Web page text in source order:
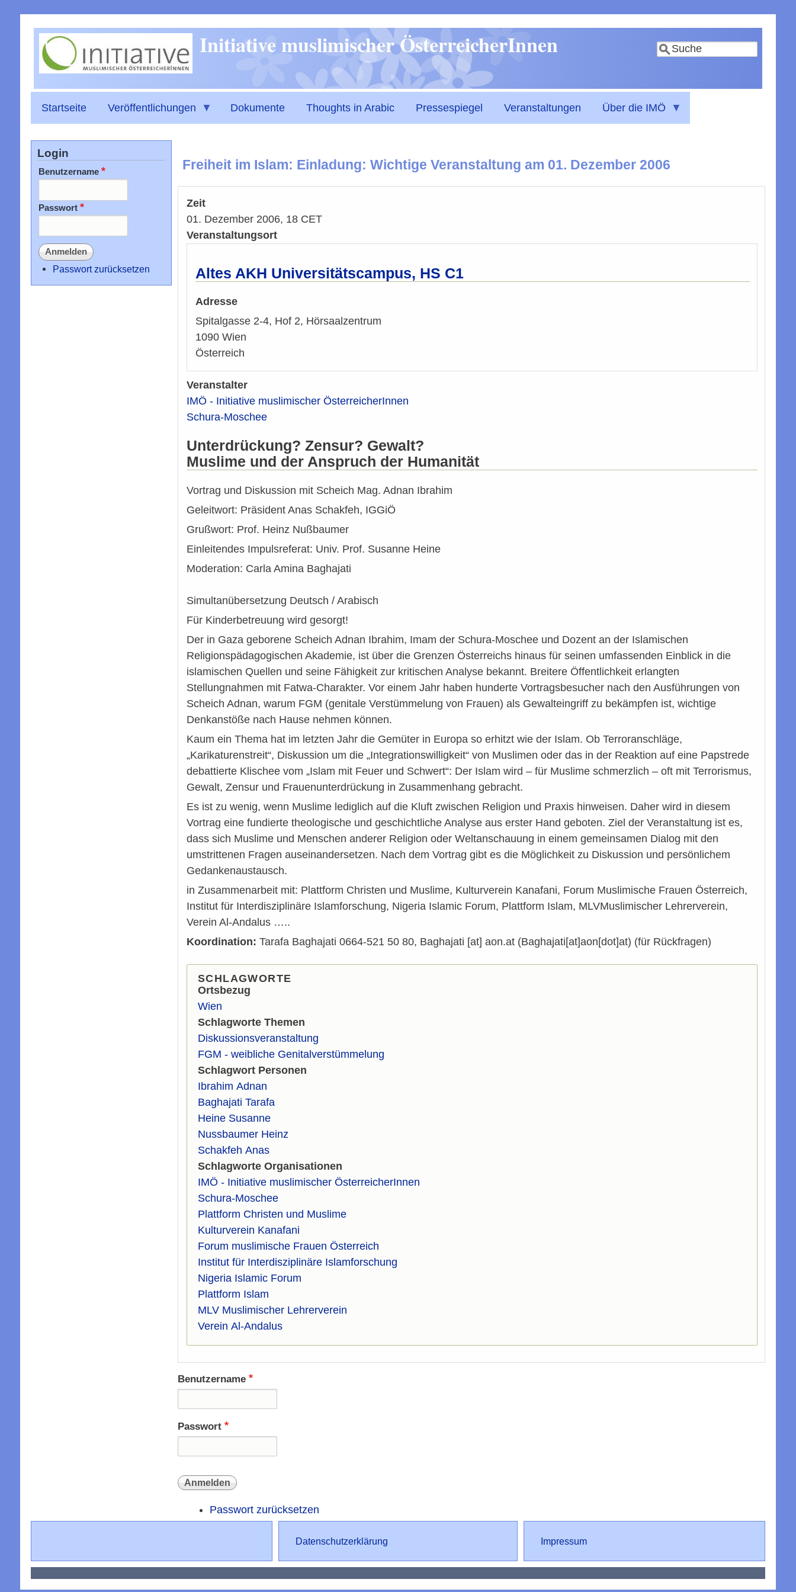
zum
Inhalt
Suche
Initiative muslimischer ÖsterreicherInnen
Startseite Veröffentlichungen Dokumente Thoughts in Arabic Pressespiegel Veranstaltungen Über die IMÖ
Freiheit im Islam: Einladung: Wichtige Veranstaltung am 01. Dezember 2006
Zeit
01. Dezember 2006, 18 CET
Veranstaltungsort
Altes AKH Universitätscampus, HS C1
Adresse
Spitalgasse 2-4, Hof 2, Hörsaalzentrum
1090 Wien
Österreich
Veranstalter
IMÖ - Initiative muslimischer ÖsterreicherInnen
Schura-Moschee
Unterdrückung? Zensur? Gewalt?
Muslime und der Anspruch der Humanität
Vortrag und Diskussion mit Scheich Mag. Adnan Ibrahim
Geleitwort: Präsident Anas Schakfeh, IGGiÖ
Grußwort: Prof. Heinz Nußbaumer
Einleitendes Impulsreferat: Univ. Prof. Susanne Heine
Moderation: Carla Amina Baghajati
Simultanübersetzung Deutsch / Arabisch
Für Kinderbetreuung wird gesorgt!
Der in Gaza geborene Scheich Adnan Ibrahim, Imam der Schura-Moschee und Dozent an der Islamischen
Religionspädagogischen Akademie, ist über die Grenzen Österreichs hinaus für seinen umfassenden Einblick in die
islamischen Quellen und seine Fähigkeit zur kritischen Analyse bekannt. Breitere Öffentlichkeit erlangten
Stellungnahmen mit Fatwa-Charakter. Vor einem Jahr haben hunderte Vortragsbesucher nach den Ausführungen von
Scheich Adnan, warum FGM (genitale Verstümmelung von Frauen) als Gewalteingriff zu bekämpfen ist, wichtige
Denkanstöße nach Hause nehmen können.
Kaum ein Thema hat im letzten Jahr die Gemüter in Europa so erhitzt wie der Islam. Ob Terroranschläge,
„Karikaturenstreit“, Diskussion um die „Integrationswilligkeit“ von Muslimen oder das in der Reaktion auf eine Papstrede
debattierte Klischee vom „Islam mit Feuer und Schwert“: Der Islam wird – für Muslime schmerzlich – oft mit Terrorismus,
Gewalt, Zensur und Frauenunterdrückung in Zusammenhang gebracht.
Es ist zu wenig, wenn Muslime lediglich auf die Kluft zwischen Religion und Praxis hinweisen. Daher wird in diesem
Vortrag eine fundierte theologische und geschichtliche Analyse aus erster Hand geboten. Ziel der Veranstaltung ist es,
dass sich Muslime und Menschen anderer Religion oder Weltanschauung in einem gemeinsamen Dialog mit den
umstrittenen Fragen auseinandersetzen. Nach dem Vortrag gibt es die Möglichkeit zu Diskussion und persönlichem
Gedankenaustausch.
in Zusammenarbeit mit: Plattform Christen und Muslime, Kulturverein Kanafani, Forum Muslimische Frauen Österreich,
Institut für Interdisziplinäre Islamforschung, Nigeria Islamic Forum, Plattform Islam, MLVMuslimischer Lehrerverein,
Verein Al-Andalus …..
Koordination: Tarafa Baghajati 0664-521 50 80, Baghajati [at] aon.at(Baghajati[at]aon[dot]at) (für Rückfragen)
SCHLAGWORTE
Ortsbezug
Wien
Schlagworte Themen
Diskussionsveranstaltung
FGM - weibliche Genitalverstümmelung
Schlagwort Personen
Ibrahim Adnan
Baghajati Tarafa
Heine Susanne
Nussbaumer Heinz
Schakfeh Anas
Schlagworte Organisationen
IMÖ - Initiative muslimischer ÖsterreicherInnen
Schura-Moschee
Plattform Christen und Muslime
Kulturverein Kanafani
Forum muslimische Frauen Österreich
Institut für Interdisziplinäre Islamforschung
Nigeria Islamic Forum
Plattform Islam
MLV Muslimischer Lehrerverein
Verein Al-Andalus
Benutzername
Passwort
Passwort zurücksetzen
Login
Benutzername
Passwort
Passwort zurücksetzen
Datenschutz
Datenschutzerklärung Impressum
Impressum